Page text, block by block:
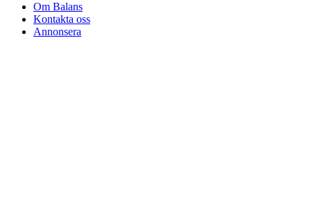
Om Balans
Kontakta oss
Annonsera